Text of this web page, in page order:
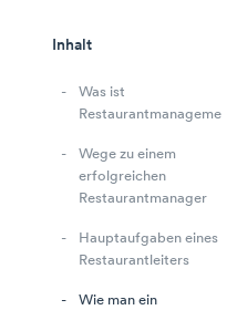
Inhalt
Was ist
Restaurantmanagement?
Wege zu einem
erfolgreichen
Restaurantmanager
Hauptaufgaben eines
Restaurantleiters
Wie man ein